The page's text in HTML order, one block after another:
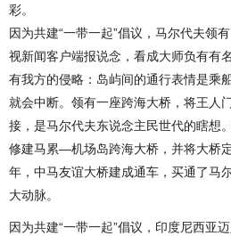
彩。
因为共建“一带一起”倡议，马尔代夫领
视新闻客户端报说念，看成大师负有有
有我方的侵略：岛屿间的通行表情是乘
就会中断。领有一座跨海大桥，将王人
接，是马尔代夫东说念主民世代的瞎想
修建马累—机场岛跨海大桥，并将大桥
年，中马友谊大桥建成通车，买通了马
大动脉。
因为共建“一带一起”倡议，印度尼西亚